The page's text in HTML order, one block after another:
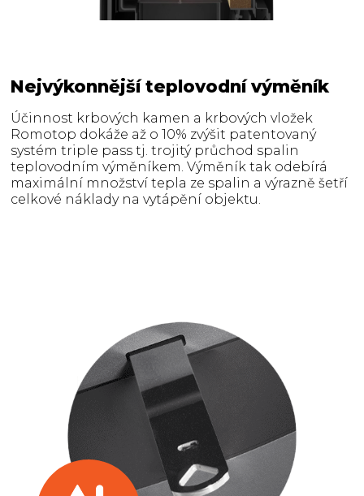
Nejvýkonnější teplovodní výměník
Účinnost krbových kamen a krbových vložek
Romotop dokáže až o 10% zvýšit patentovaný
systém triple pass tj. trojitý průchod spalin
teplovodním výměníkem. Výměník tak odebírá
maximální množství tepla ze spalin a výrazně šetří
celkové náklady na vytápění objektu.